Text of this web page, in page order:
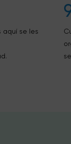
aquí se les